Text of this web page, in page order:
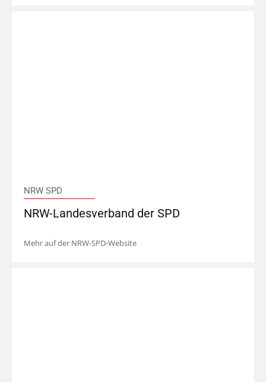
NRW SPD
NRW-Landesverband der SPD
Mehr auf der NRW-SPD-Website